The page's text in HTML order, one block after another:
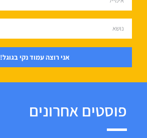
אני רוצה עמוד נקי בגוגל!
פוסטים אחרונים